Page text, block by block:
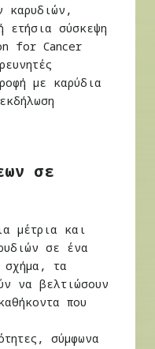
καρυδιών,
ετήσια σύσκεψη
for Cancer
με καρύδια
σε
μέτρια και
σε ένα
σχήμα, τα
να βελτιώσουν
που
σύμφωνα